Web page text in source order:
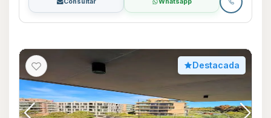
Destacada